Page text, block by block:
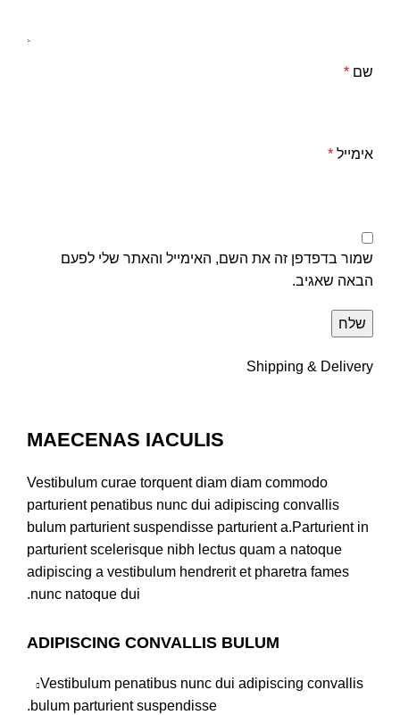
שם *
אימייל *
שמור בדפדפן זה את השם, האימייל והאתר שלי לפעם
הבאה שאגיב.
Shipping & Delivery
MAECENAS IACULIS
Vestibulum curae torquent diam diam commodo
parturient penatibus nunc dui adipiscing convallis
bulum parturient suspendisse parturient a.Parturient in
parturient scelerisque nibh lectus quam a natoque
adipiscing a vestibulum hendrerit et pharetra fames
nunc natoque dui.
ADIPISCING CONVALLIS BULUM
Vestibulum penatibus nunc dui adipiscing convallis
bulum parturient suspendisse.